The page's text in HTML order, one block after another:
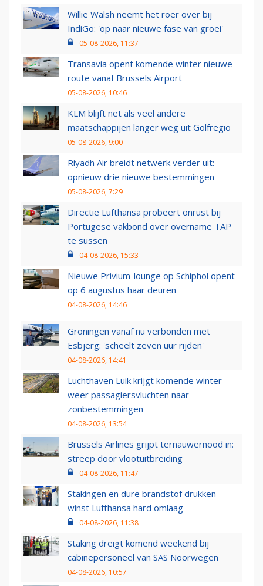
Willie Walsh neemt het roer over bij
IndiGo: 'op naar nieuwe fase van groei'
05-08-2026, 11:37
Transavia opent komende winter nieuwe
route vanaf Brussels Airport
05-08-2026, 10:46
KLM blijft net als veel andere
maatschappijen langer weg uit Golfregio
05-08-2026, 9:00
Riyadh Air breidt netwerk verder uit:
opnieuw drie nieuwe bestemmingen
05-08-2026, 7:29
Directie Lufthansa probeert onrust bij
Portugese vakbond over overname TAP
te sussen
04-08-2026, 15:33
Nieuwe Privium-lounge op Schiphol opent
op 6 augustus haar deuren
04-08-2026, 14:46
Groningen vanaf nu verbonden met
Esbjerg: 'scheelt zeven uur rijden'
04-08-2026, 14:41
Luchthaven Luik krijgt komende winter
weer passagiersvluchten naar
zonbestemmingen
04-08-2026, 13:54
Brussels Airlines grijpt ternauwernood in:
streep door vlootuitbreiding
04-08-2026, 11:47
Stakingen en dure brandstof drukken
winst Lufthansa hard omlaag
04-08-2026, 11:38
Staking dreigt komend weekend bij
cabinepersoneel van SAS Noorwegen
04-08-2026, 10:57